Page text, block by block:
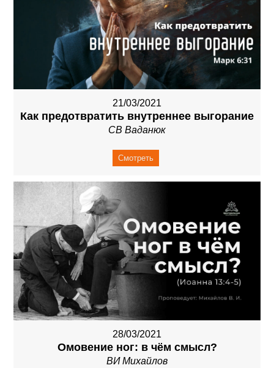
21/03/2021
Как предотвратить внутреннее выгорание
СВ Ваданюк
Смотреть
28/03/2021
Омовение ног: в чём смысл?
ВИ Михайлов